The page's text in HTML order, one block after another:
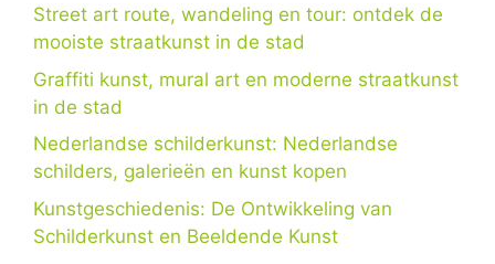
Street art route, wandeling en tour: ontdek de
mooiste straatkunst in de stad
Graffiti kunst, mural art en moderne straatkunst
in de stad
Nederlandse schilderkunst: Nederlandse
schilders, galerieën en kunst kopen
Kunstgeschiedenis: De Ontwikkeling van
Schilderkunst en Beeldende Kunst